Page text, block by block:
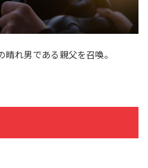
晴れ男である親父を召喚。